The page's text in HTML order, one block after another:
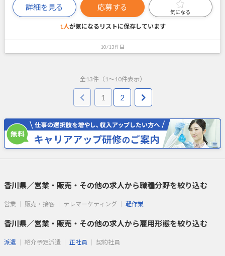
詳細を見る 応募する
気になる
1人が気になるリストに保存しています
10/13件目
全 13件（ 1 ～ 10件表示）
1 2
香川県／営業・販売・その他の求人から職種分野を絞り込む
営業 販売・接客 テレマーケティング 軽作業
香川県／営業・販売・その他の求人から雇用形態を絞り込む
派遣 紹介予定派遣 正社員 契約社員